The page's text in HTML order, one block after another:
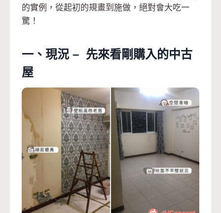
的實例，從起初的規畫到施做，絕對會大吃一
驚！
一、現況 – 先來看剛購入的中古
屋